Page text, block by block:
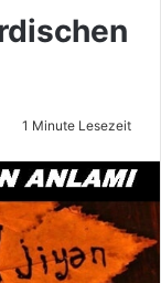
1 Minute Lesezeit